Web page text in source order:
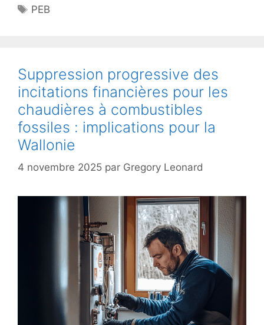
Étiquettes
PEB
Suppression progressive des
incitations financières pour les
chaudières à combustibles
fossiles : implications pour la
Wallonie
4 novembre 2025 par Gregory Leonard